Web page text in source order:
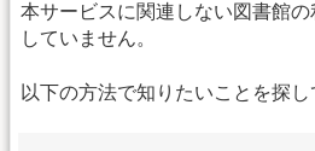
本サービスに関連しない図書館
していません。
以下の方法で知りたいことを探し